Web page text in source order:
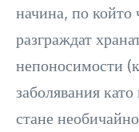
начина, по който
разграждат
непоносимости
заболявания
стане